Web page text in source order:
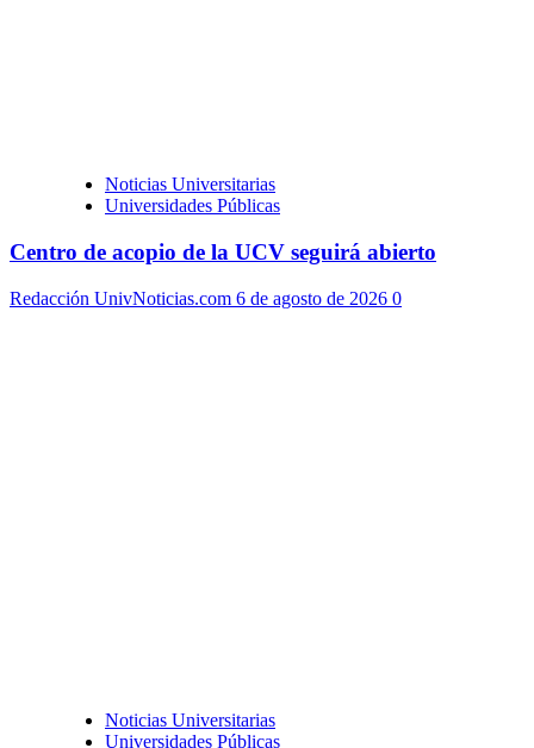
Noticias Universitarias
Universidades Públicas
Centro de acopio de la UCV seguirá abierto
Redacción UnivNoticias.com 6 de agosto de 2026 0
Noticias Universitarias
Universidades Públicas